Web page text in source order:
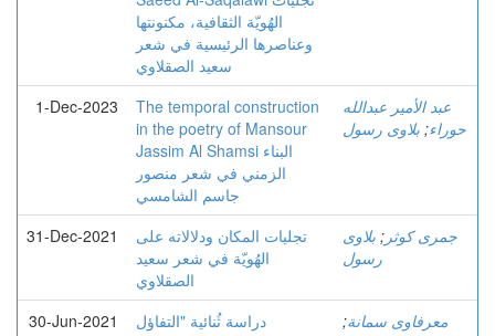
الهُویّة الثقافیة، مکنونتها
وعناصرها الرئیسیة في شعر
سعید الصقلاوي
1-Dec-2023
The temporal construction
in the poetry of Mansour
Jassim Al Shamsi البناء
الزمني في شعر منصور
جاسم الشامسي
عبد الأمير عبدالله
حوراء; بلاوی رسول
31-Dec-2021
تجلیات المکان ودلالاته علی
الهُویّة في شعر سعید
الصقلاوي
جمری کوثر ; بلاوی
رسول
30-Jun-2021
دراسة ثُنائیة "التفاؤل
معرفاوی سمانة;